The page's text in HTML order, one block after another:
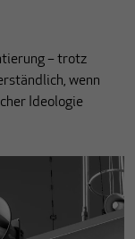
– trotz
wenn
Ideologie